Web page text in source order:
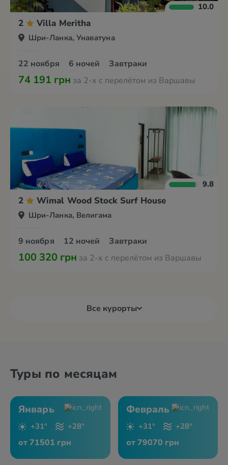
10.0
2 Villa Meritha
Шри-Ланка, Унаватуна
22 ноября 6 ночей Завтраки
74 191 грн за 2-х с перелётом из Варшавы
9.8
2 Wimal Wood Stock Surf House
Шри-Ланка, Велигама
9 ноября 12 ночей Завтраки
100 320 грн за 2-х с перелётом из Варшавы
Все курорты
Туры по месяцам
Январь
+31° +28°
от 71501 грн
Февраль
+31° +28°
от 79070 грн